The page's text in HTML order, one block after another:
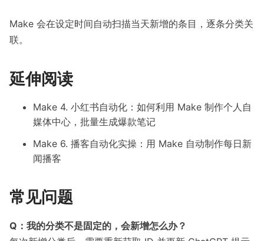
Make 会在设定时间自动扫描当天新增的条目，逐条分类关
联。
延伸阅读
Make 4. 小红书自动化：如何利用 Make 制作个人自
媒体中心，批量生成爆款笔记
Make 6. 播客自动化实操：用 Make 自动制作每日新
闻播客
常见问题
Q：我的分类不是固定的，会新增怎么办？